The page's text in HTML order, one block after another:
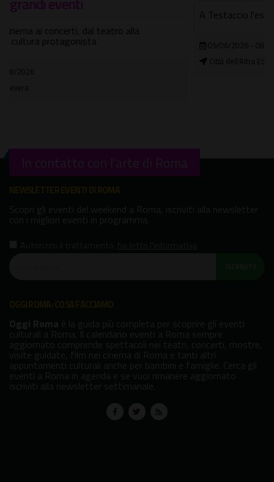
A Testaccio l'estate si fa seria (ma non troppo)
09/06/2026 - 08/09/2026
In contatto con l'arte di Roma